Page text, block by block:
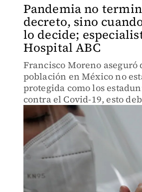
Pandemia no
decreto, sino
lo decide;
Hospital ABC
Francisco Moreno aseguró
población en México no
protegida como los
contra el Covid-19, esto
monopolización de los
salud.